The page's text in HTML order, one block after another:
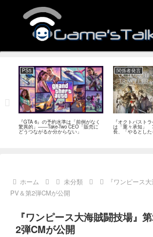
PS5
『GTA 6』の予約水準は「前例がなく
驚異的」――Take-Two CEO「販売に
どうつながるか分からない」
関係者発言
『オクトパスト
は「重々承知」
長、「やるとし
い」と浅野智也氏
ホーム 未分類
『ワンピース
PV＆第2弾CMが公開
『ワンピース大海賊闘技場』
2弾CMが公開